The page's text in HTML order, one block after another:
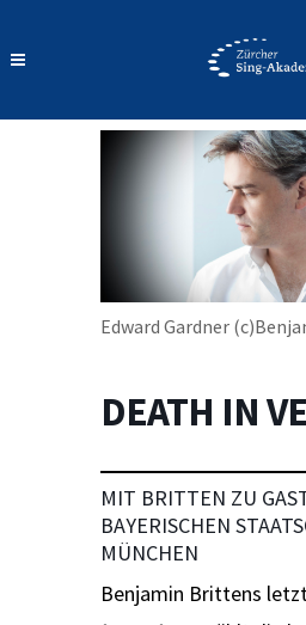
Edward Gardner
DEATH IN
MIT BRITTEN ZU
BAYERISCHEN
MÜNCHEN
Benjamin Brittens